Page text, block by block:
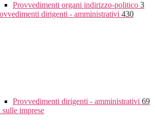
Provvedimenti organi indirizzo-politico 3
dirigenti - amministrativi 430
Provvedimenti dirigenti - amministrativi 69
imprese